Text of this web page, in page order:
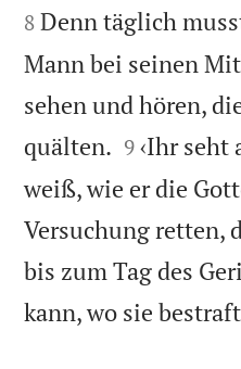
8 Denn täglich
Mann bei seinen
sehen und hören,
quälten. 

9 ‹Ihr seht
weiß, wie er die
Versuchung retten,
bis zum Tag des
kann, wo sie